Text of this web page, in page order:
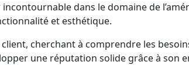
dans le domaine de
et esthétique.
client, cherchant à comprendre les
une réputation solide grâce à